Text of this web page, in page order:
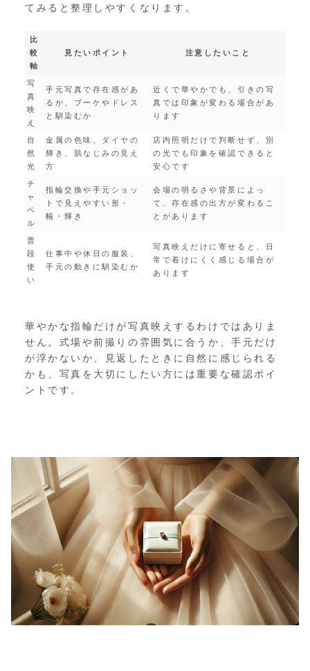
てみると整理しやすくなります。
比
較
軸
見たいポイント 注意したいこと
写
真
映
え
手元写真で存在感があ
るか、ブーケやドレス
と馴染むか
近くで華やかでも、引きの写
真では印象が変わる場合があ
ります
自
然
光
金属の色味、ダイヤの
輝き、肌なじみの見え
方
店内照明だけで判断せず、別
の光でも印象を確認できると
安心です
チ
ャ
ペ
ル
指輪交換や手元ショッ
トで見えやすい形・
幅・輝き
会場の明るさや背景によっ
て、存在感の出方が変わるこ
とがあります
普
段
使
い
仕事中や休日の服装、
手元の動きに馴染むか
写真映えだけに寄せると、日
常で着けにくく感じる場合が
あります
華やかな指輪だけが写真映えするわけではありま
せん。式場や前撮りの雰囲気に合うか、手元だけ
が浮かないか、見返したときに自然に感じられる
かも、写真を大切にしたい方には重要な確認ポイ
ントです。